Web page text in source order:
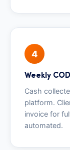
4
Weekly
Cash
platform.
invoice for
automated.